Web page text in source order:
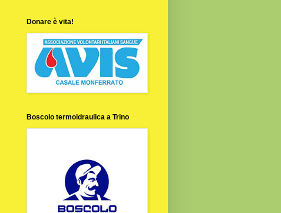
Donare è vita!
Boscolo termoidraulica a Trino